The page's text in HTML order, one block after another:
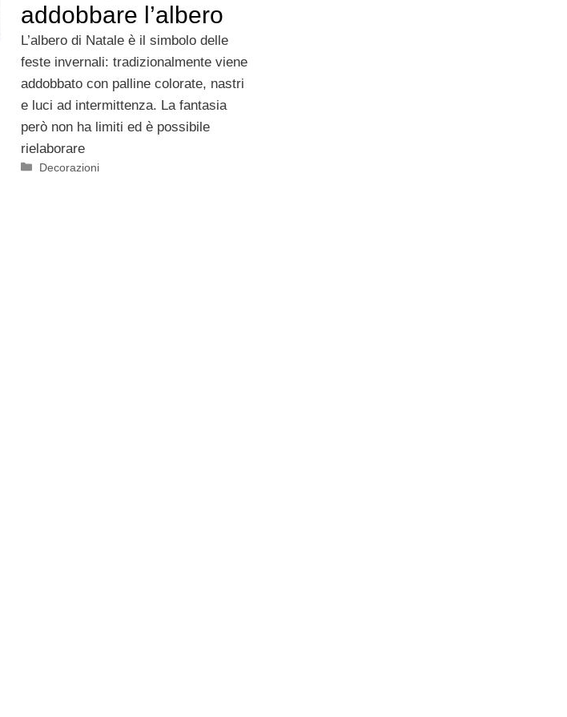
addobbare l’albero
L’albero di Natale è il simbolo delle
feste invernali: tradizionalmente viene
addobbato con palline colorate, nastri
e luci ad intermittenza. La fantasia
però non ha limiti ed è possibile
rielaborare
Categorie
Decorazioni